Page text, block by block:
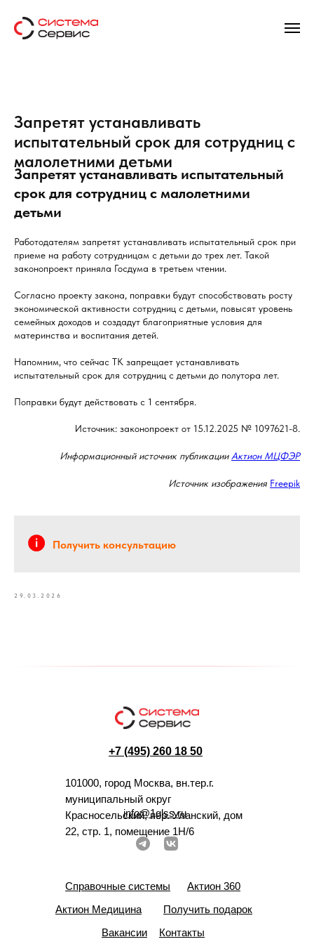
Запретят устанавливать
испытательный срок для сотрудниц с
малолетними детьми
Запретят устанавливать испытательный
срок для сотрудниц с малолетними
детьми
Работодателям запретят устанавливать испытательный срок при
приеме на работу сотрудницам с детьми до трех лет. Такой
законопроект приняла Госдума в третьем чтении.
Согласно проекту закона, поправки будут способствовать росту
экономической активности сотрудниц с детьми, повысят уровень
семейных доходов и создадут благоприятные условия для
материнства и воспитания детей.
Напомним, что сейчас ТК запрещает устанавливать
испытательный срок для сотрудниц с детьми до полутора лет.
Поправки будут действовать с 1 сентября.
Источник: законопроект от 15.12.2025 № 1097621-8.
Информационный источник публикации Актион МЦФЭР
Источник изображения Freepik
Получить консультацию
29.03.2026
+7 (495) 260 18 50
101000, город Москва, вн.тер.г.
муниципальный округ
Красносельский, пер. Уланский, дом
22, стр. 1, помещение 1Н/6
info@1glss.ru
Справочные системы
Актион 360
Актион Медицина
Получить подарок
Вакансии
Контакты